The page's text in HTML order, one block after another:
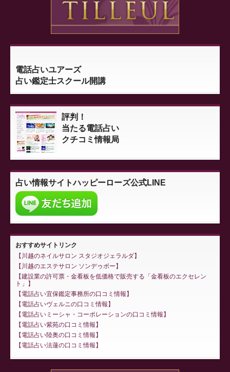
電話占いユアーズ
占い鑑定士スクール開講
評判！
当たる電話占い
クチコミ情報局
占い情報サイトハッピーローズ公式LINE
おすすめサイトリンク
川越のネイルサロン スタジオジェラルダ
川越のエステサロン ソンデゥボー
建設業の許可票・金看板を低価格で販売する「金看板のエクセレン
ト」
電話占い宜保鑑定事務所の口コミ情報
電話占いヴェルニの口コミ情報
電話占いミーシャ・コーポレーションの口コミ情報
電話占い紫苑の口コミ情報
電話占い陸奥の口コミ情報
電話占い法蓮の口コミ情報